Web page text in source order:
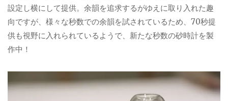
設定し横にして提供。余韻を追求するがゆえに取り入れた趣
向ですが、様々な秒数での余韻を試されているため、70秒提
供も視野に入れられているようで、新たな秒数の砂時計を製
作中！